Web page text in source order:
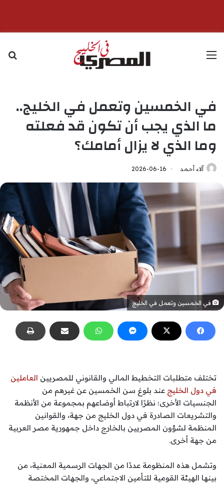
القائمة
في الخمسين وتعمل في الخليج..
ما الذي يجب أن تكون قد فعلته
وما الذي لا يزال أمامك؟
آلاء أحمد 2026-06-16
في الخمسين وتعمل في الخليج
تختلف متطلبات التخطيط المالي والقانوني للمصريين العاملين
في دول الخليج عند بلوغ سن الخمسين عن غيرهم من
الجنسيات الأخرى؛ نظرًا لارتباط أوضاعهم بمجموعة من الأنظمة
والتشريعات الصادرة في دول الخليج من جهة، والقوانين
المنظمة لشؤون المصريين بالخارج داخل جمهورية مصر العربية
من جهة أخرى.
وتشمل هذه المنظومة عددًا من الجهات الرسمية المعنية، من
بينها الهيئة القومية للتأمين الاجتماعي، والجهات المختصة